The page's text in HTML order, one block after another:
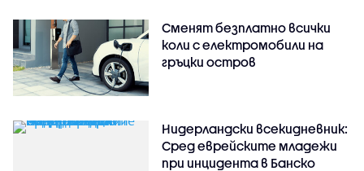
Сменят безплатно всички
коли с електромобили на
гръцки остров
Нидерландски всекидневник:
Сред еврейските младежи
при инцидента в Банско